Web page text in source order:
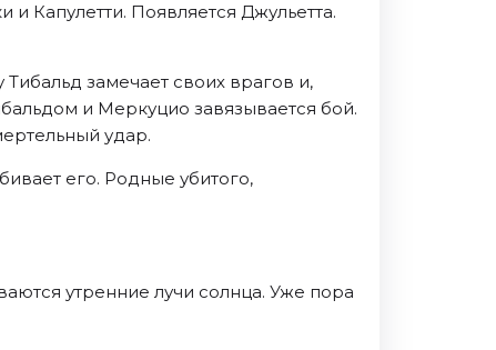
Появляется Джульетта.
замечает своих врагов и,
и Меркуцио завязывается бой.
удар.
его. Родные убитого,
утренние лучи солнца. Уже пора